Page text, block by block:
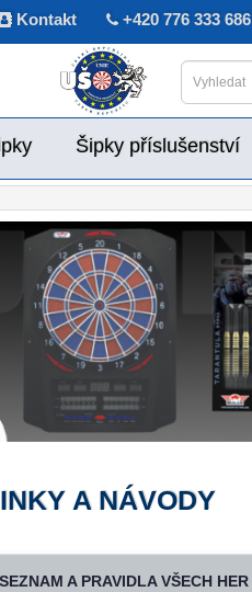
Kontakt +420 776 333 686
Šipky příslušenství
A NÁVODY
SEZNAM A PRAVIDLA VŠECH HER